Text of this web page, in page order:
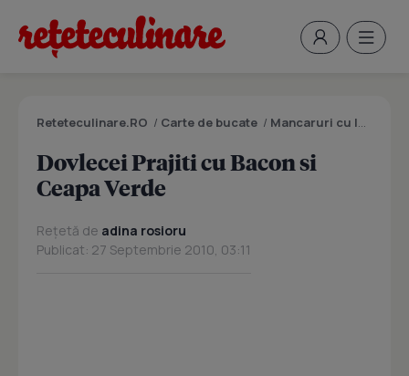
Reteteculinare.RO / Carte de bucate / Mancaruri cu legume si zarzavaturi
Dovlecei Prajiti cu Bacon si
Ceapa Verde
Rețetă de adina rosioru
Publicat: 27 Septembrie 2010, 03:11